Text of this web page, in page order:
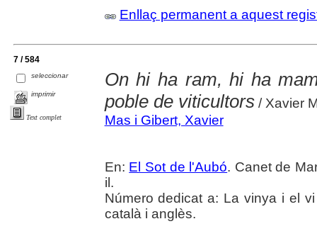
Enllaç permanent a aquest
7 / 584
seleccionar
imprimir
Text complet
On hi ha ram, hi ha
poble de viticultors/ Xavier
Mas i Gibert, Xavier
En: El Sot de l'Aubó. Canet de
il.
Número dedicat a: La vinya i el
català i anglès.